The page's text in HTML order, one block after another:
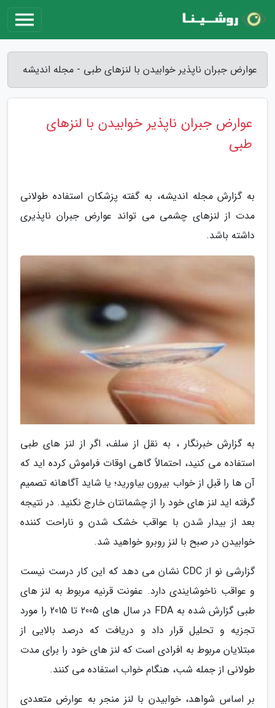
عوارض جبران ناپذیر خوابیدن با لنزهای طبی - مجله اندیشه
عوارض جبران ناپذیر خوابیدن با لنزهای
طبی
به گزارش مجله اندیشه، به گفته پزشکان استفاده طولانی
مدت از لنزهای چشمی می تواند عوارض جبران ناپذیری
داشته باشد.
به گزارش خبرنگار ، به نقل از سلف، اگر از لنز های طبی
استفاده می کنید، احتمالاً گاهی اوقات فراموش کرده اید که
آن ها را قبل از خواب بیرون بیاورید؛ یا شاید آگاهانه تصمیم
گرفته اید لنز های خود را از چشمانتان خارج نکنید. در نتیجه
بعد از بیدار شدن با عواقب خشک شدن و ناراحت کننده
خوابیدن در صبح با لنز روبرو خواهید شد.
گزارشی نو از CDC نشان می دهد که این کار درست نیست
و عواقب ناخوشایندی دارد. عفونت قرنیه مربوط به لنز های
طبی گزارش شده به FDA در سال های 2005 تا 2015 را مورد
تجزیه و تحلیل قرار داد و دریافت که درصد بالایی از
مبتلایان مربوط به افرادی است که لنز های خود را برای مدت
طولانی از جمله شب، هنگام خواب استفاده می کنند.
بر اساس شواهد، خوابیدن با لنز منجر به عوارض متعددی